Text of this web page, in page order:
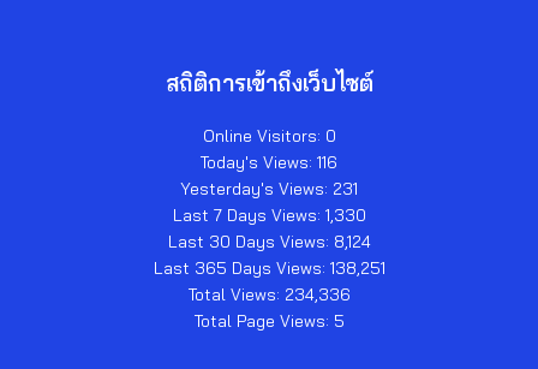
สถิติการเข้าถึงเว็บไซต์
Online Visitors: 0
Today's Views: 116
Yesterday's Views: 231
Last 7 Days Views: 1,330
Last 30 Days Views: 8,124
Last 365 Days Views: 138,251
Total Views: 234,336
Total Page Views: 5